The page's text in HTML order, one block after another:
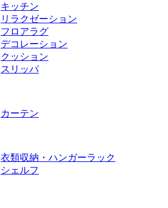
キッチン
リラクゼーション
フロアラグ
デコレーション
クッション
スリッパ
カーテン
衣類収納・ハンガーラック
シェルフ